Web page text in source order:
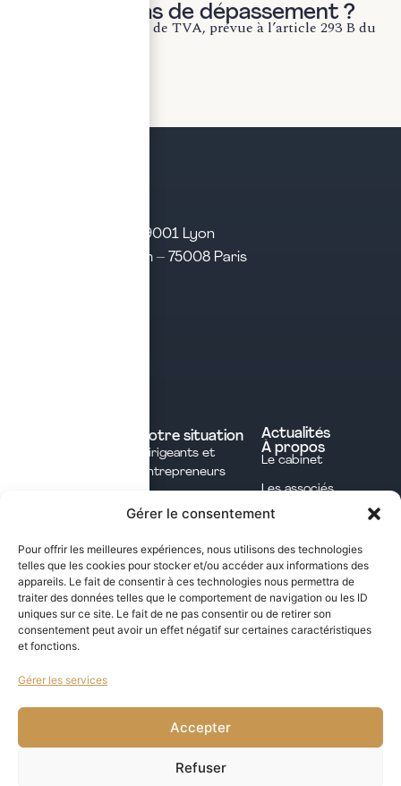
Gérer le consentement
Pour offrir les meilleures expériences, nous utilisons des technologies
telles que les cookies pour stocker et/ou accéder aux informations des
appareils. Le fait de consentir à ces technologies nous permettra de
traiter des données telles que le comportement de navigation ou les ID
uniques sur ce site. Le fait de ne pas consentir ou de retirer son
consentement peut avoir un effet négatif sur certaines caractéristiques
et fonctions.
Gérer les services
Accepter
Refuser
risques en cas de dépassement ?
La franchise en base de TVA, prévue à l’article 293 B du
21 rue d’Algérie – 69001 Lyon
31 rue d’Amsterdam – 75008 Paris
Courtage en
assurances
Votre situation
Dirigeants et
Entrepreneurs
Libérales
International
Actualités
À propos
Le cabinet
Les associés
L'équipe
Notre méthode
Les opportunités fiscales à saisir dans notre
newsletter mensuelle